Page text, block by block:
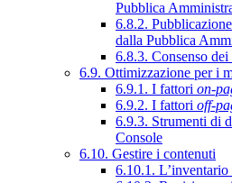
Pubblica
6.8.2.
dalla Pubblica
6.8.3. Consenso
6.9. Ottimizzazione per i
6.9.1. I fattori on-
6.9.2. I fattori off-
6.9.3. Strumenti di
Console
6.10. Gestire i contenuti
6.10.1.